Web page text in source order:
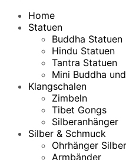
Home
Statuen
Buddha Statuen
Hindu Statuen
Tantra Statuen
Mini Buddha
Klangschalen
Zimbeln
Tibet Gongs
Silberanhänger
Silber & Schmuck
Ohrhänger Silber
Armbänder